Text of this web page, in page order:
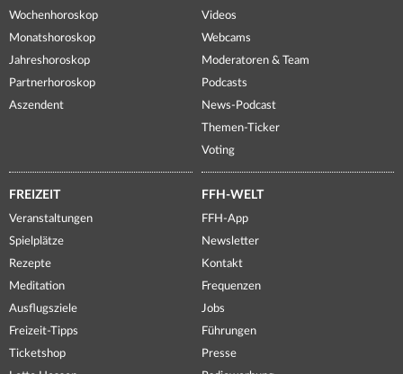
Wochenhoroskop
Monatshoroskop
Jahreshoroskop
Partnerhoroskop
Aszendent
Videos
Webcams
Moderatoren & Team
Podcasts
News-Podcast
Themen-Ticker
Voting
FREIZEIT
Veranstaltungen
Spielplätze
Rezepte
Meditation
Ausflugsziele
Freizeit-Tipps
Ticketshop
FFH-WELT
FFH-App
Newsletter
Kontakt
Frequenzen
Jobs
Führungen
Presse